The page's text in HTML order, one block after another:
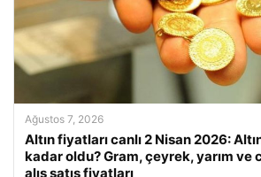
Ağustos 7, 2026
Altın fiyatları canlı 2 Nisan 2026:
kadar oldu? Gram, çeyrek, yarım ve
alış satış fiyatları